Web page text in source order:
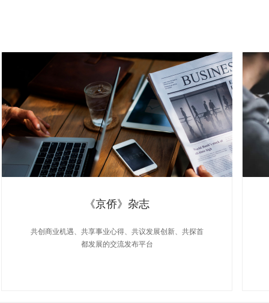
《京侨》杂志
共创商业机遇、共享事业心得、共议发展创新、共探首
都发展的交流发布平台